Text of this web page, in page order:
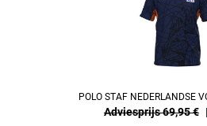
POLO STAF NEDERLANDSE
Adviesprijs 69,95 € |